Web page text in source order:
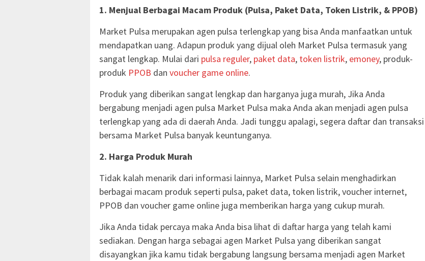
1. Menjual Berbagai Macam Produk (Pulsa, Paket Data, Token Listrik, & PPOB)
Market Pulsa merupakan agen pulsa terlengkap yang bisa Anda manfaatkan untuk
mendapatkan uang. Adapun produk yang dijual oleh Market Pulsa termasuk yang
sangat lengkap. Mulai dari pulsa reguler, paket data, token listrik, emoney, produk-
produk PPOB dan voucher game online.
Produk yang diberikan sangat lengkap dan harganya juga murah, Jika Anda
bergabung menjadi agen pulsa Market Pulsa maka Anda akan menjadi agen pulsa
terlengkap yang ada di daerah Anda. Jadi tunggu apalagi, segera daftar dan transaksi
bersama Market Pulsa banyak keuntunganya.
2. Harga Produk Murah
Tidak kalah menarik dari informasi lainnya, Market Pulsa selain menghadirkan
berbagai macam produk seperti pulsa, paket data, token listrik, voucher internet,
PPOB dan voucher game online juga memberikan harga yang cukup murah.
Jika Anda tidak percaya maka Anda bisa lihat di daftar harga yang telah kami
sediakan. Dengan harga sebagai agen Market Pulsa yang diberikan sangat
disayangkan jika kamu tidak bergabung langsung bersama menjadi agen Market